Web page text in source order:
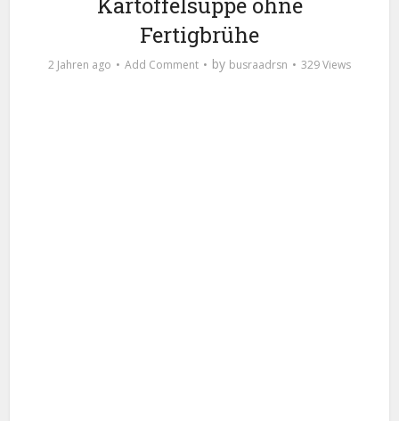
Fertigbrühe
2 Jahren ago Add Comment by busraadrsn 329 Views